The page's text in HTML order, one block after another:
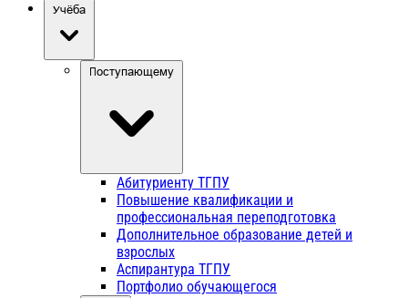
Учёба
Поступающему
Абитуриенту ТГПУ
Повышение квалификации и
профессиональная переподготовка
Дополнительное образование детей и
взрослых
Аспирантура ТГПУ
Портфолио обучающегося